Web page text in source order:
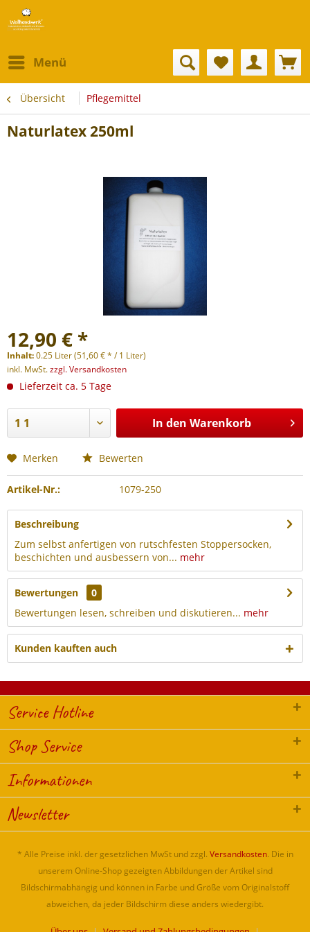
Menü
Übersicht Pflegemittel
Naturlatex 250ml
12,90 € *
Inhalt:0.25 Liter (51,60 € * / 1 Liter)
inkl. MwSt.zzgl. Versandkosten
Lieferzeit ca. 5 Tage
In den Warenkorb
Merken Bewerten
Artikel-Nr.: 1079-250
Beschreibung
Zum selbst anfertigen von rutschfesten Stoppersocken,
beschichten und ausbessern von... mehr
Bewertungen
0
Bewertungen lesen, schreiben und diskutieren... mehr
Kunden kauften auch
Service Hotline
Shop Service
Informationen
Newsletter
* Alle Preise inkl. der gesetzlichen MwSt und zzgl. Versandkosten. Die in
unserem Online-Shop gezeigten Abbildungen der Artikel sind
Bildschirmabhängig und können in Farbe und Größe vom Originalstoff
abweichen, da jeder Bildschirm diese anders wiedergibt.